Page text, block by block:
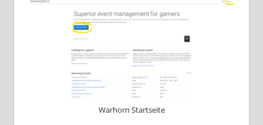
Warhorn Startseite